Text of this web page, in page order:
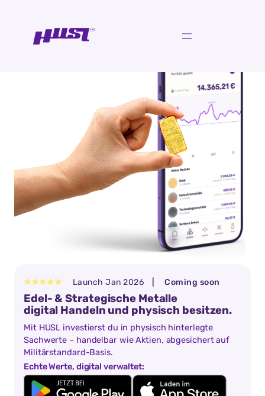
Launch Jan 2026 | Coming soon
Edel- & Strategische Metalle
digital Handeln und physisch besitzen.
Mit HUSL investierst du in physisch hinterlegte
Sachwerte – handelbar wie Aktien, abgesichert auf
Militärstandard-Basis.
Echte Werte, digital verwaltet: